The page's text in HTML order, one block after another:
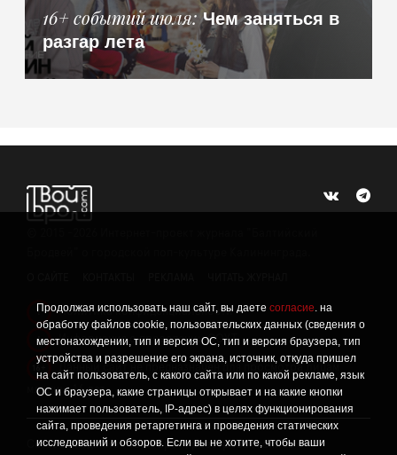
Продолжая использовать наш сайт, вы даете согласие. на
обработку файлов cookie, пользовательских данных (сведения о
местонахождении, тип и версия ОС, тип и версия браузера, тип
устройства и разрешение его экрана, источник, откуда пришел
на сайт пользователь, с какого сайта или по какой рекламе, язык
ОС и браузера, какие страницы открывает и на какие кнопки
нажимает пользователь, IP-адрес) в целях функционирования
сайта, проведения ретаргетинга и проведения статических
исследований и обзоров. Если вы не хотите, чтобы ваши
16+ событий июля Чем заняться в
разгар лета
! Политика конфиденциальности
! Информация о проведении СОУТ
Данный сайт не предназначен для просмотра лицам
младше 16 лет.
Сетевое издание «Твой Бро», реестровая запись о